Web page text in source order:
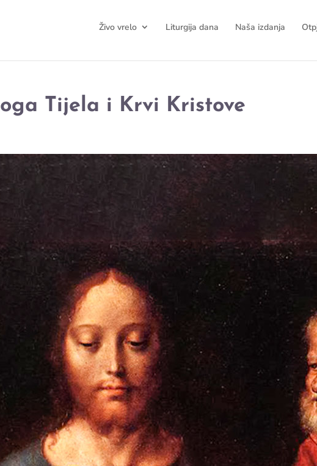
Živo vrelo Liturgija dana Naša izdanja
Tijela i Krvi Kristove